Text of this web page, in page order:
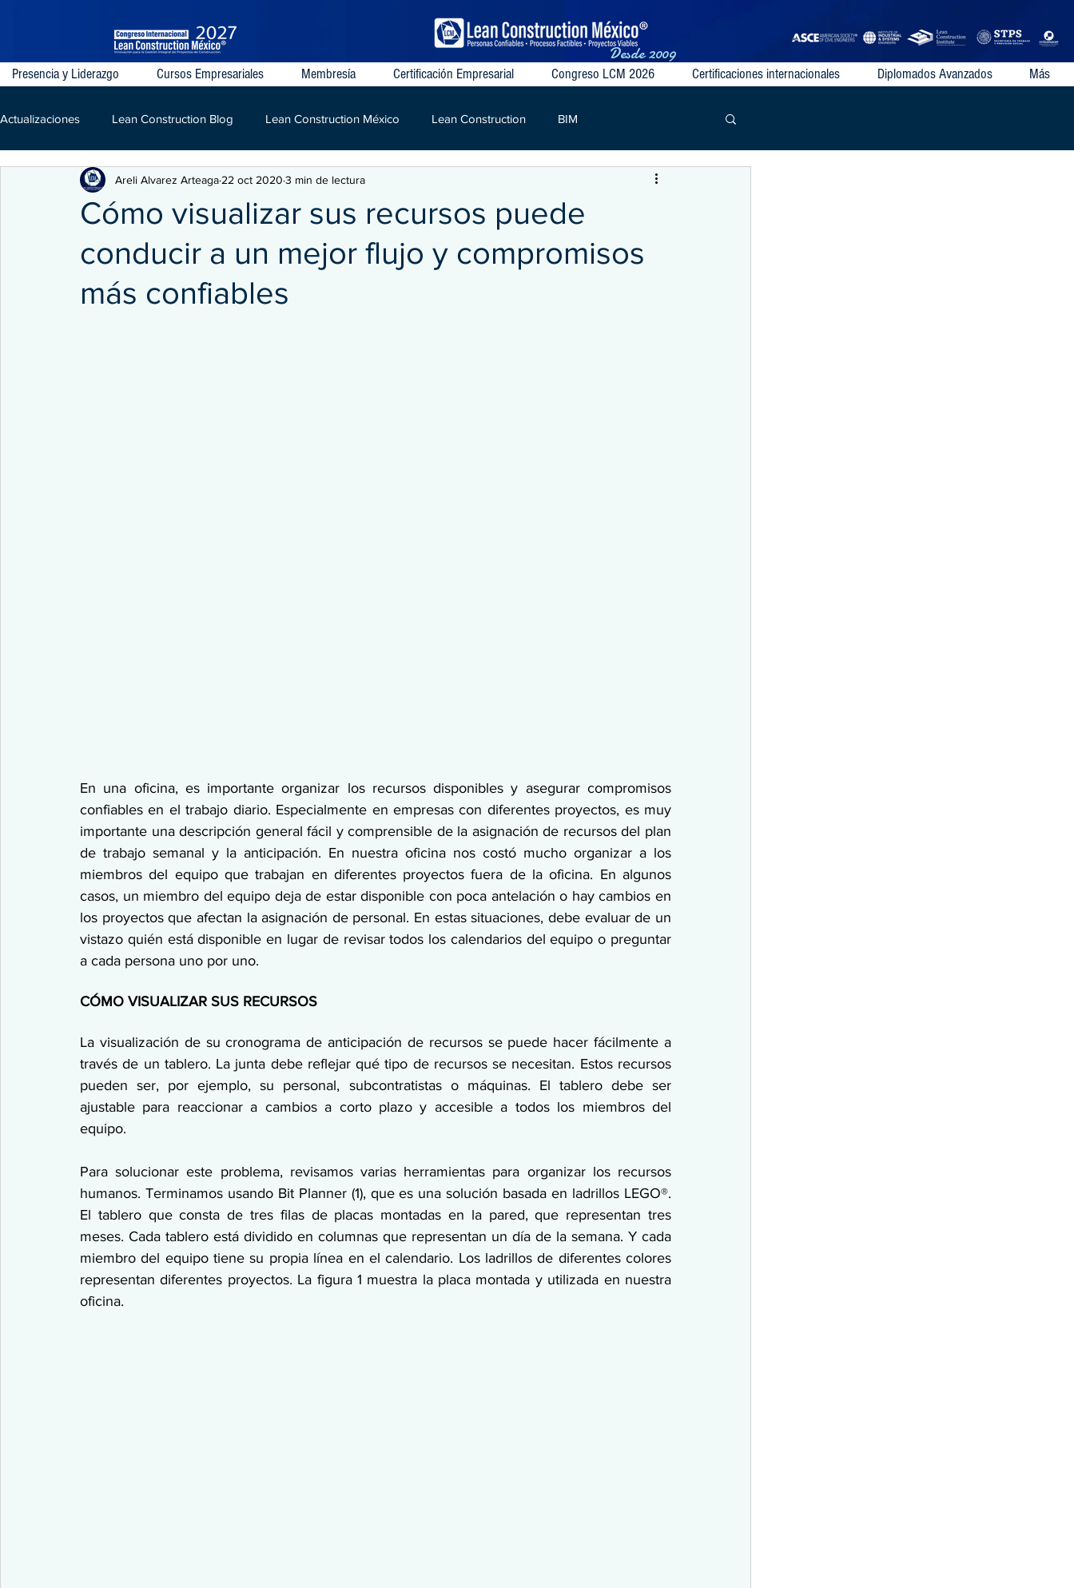
Desde 2009
Presencia y Liderazgo Cursos Empresariales Membresía Certificación Empresarial Congreso LCM 2026 Certificaciones internacionales Diplomados Avanzados Más
Actualizaciones Lean Construction Blog Lean Construction México Lean Construction BIM
Last Planner System VDC IPD Lean LPDS Contratos Colaborativos
Construcción
Cómo visualizar sus recursos puede
conducir a un mejor flujo y compromisos
más confiables
Areli Alvarez Arteaga 22 oct 2020 3 min de lectura
En una oficina, es importante organizar los recursos disponibles y asegurar compromisos
confiables en el trabajo diario. Especialmente en empresas con diferentes proyectos, es muy
importante una descripción general fácil y comprensible de la asignación de recursos del plan
de trabajo semanal y la anticipación. En nuestra oficina nos costó mucho organizar a los
miembros del equipo que trabajan en diferentes proyectos fuera de la oficina. En algunos
casos, un miembro del equipo deja de estar disponible con poca antelación o hay cambios en
los proyectos que afectan la asignación de personal. En estas situaciones, debe evaluar de un
vistazo quién está disponible en lugar de revisar todos los calendarios del equipo o preguntar
a cada persona uno por uno.
CÓMO VISUALIZAR SUS RECURSOS
La visualización de su cronograma de anticipación de recursos se puede hacer fácilmente a
través de un tablero. La junta debe reflejar qué tipo de recursos se necesitan. Estos recursos
pueden ser, por ejemplo, su personal, subcontratistas o máquinas. El tablero debe ser
ajustable para reaccionar a cambios a corto plazo y accesible a todos los miembros del
equipo.
Para solucionar este problema, revisamos varias herramientas para organizar los recursos
humanos. Terminamos usando Bit Planner (1), que es una solución basada en ladrillos LEGO®.
El tablero que consta de tres filas de placas montadas en la pared, que representan tres
meses. Cada tablero está dividido en columnas que representan un día de la semana. Y cada
miembro del equipo tiene su propia línea en el calendario. Los ladrillos de diferentes colores
representan diferentes proyectos. La figura 1 muestra la placa montada y utilizada en nuestra
oficina.